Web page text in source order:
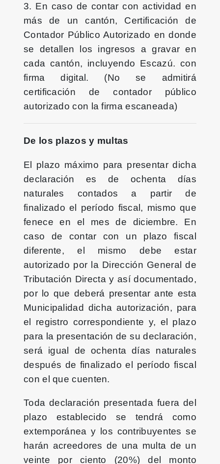
3. En caso de contar con actividad en
más de un cantón, Certificación de
Contador Público Autorizado en donde
se detallen los ingresos a gravar en
cada cantón, incluyendo Escazú. con
firma digital. (No se admitirá
certificación de contador público
autorizado con la firma escaneada)
De los plazos y multas
El plazo máximo para presentar dicha
declaración es de ochenta días
naturales contados a partir de
finalizado el período fiscal, mismo que
fenece en el mes de diciembre. En
caso de contar con un plazo fiscal
diferente, el mismo debe estar
autorizado por la Dirección General de
Tributación Directa y así documentado,
por lo que deberá presentar ante esta
Municipalidad dicha autorización, para
el registro correspondiente y, el plazo
para la presentación de su declaración,
será igual de ochenta días naturales
después de finalizado el período fiscal
con el que cuenten.
Toda declaración presentada fuera del
plazo establecido se tendrá como
extemporánea y los contribuyentes se
harán acreedores de una multa de un
veinte por ciento (20%) del monto